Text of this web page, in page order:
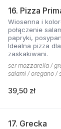
16. Pizza
Wiosenna i
połączenie
papryki,
Idealna pizza
zaskakiwani.
ser mozzarella /
salami / oregano /
39,50 zł
17. Grecka